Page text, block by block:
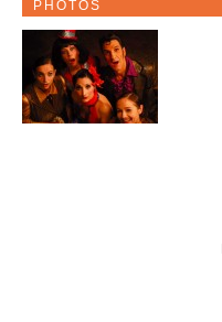
PHOTOS